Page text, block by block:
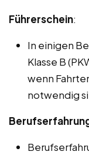
Führerschein:
In einigen
Klasse B
wenn
notwendig